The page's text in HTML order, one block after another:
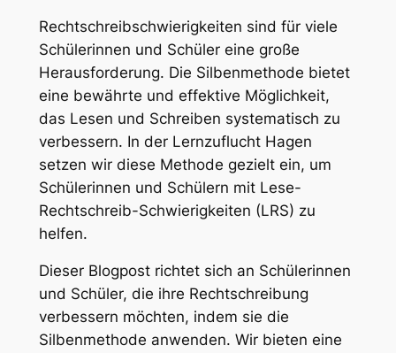
Rechtschreibschwierigkeiten sind für viele
Schülerinnen und Schüler eine große
Herausforderung. Die Silbenmethode bietet
eine bewährte und effektive Möglichkeit,
das Lesen und Schreiben systematisch zu
verbessern. In der Lernzuflucht Hagen
setzen wir diese Methode gezielt ein, um
Schülerinnen und Schülern mit Lese-
Rechtschreib-Schwierigkeiten (LRS) zu
helfen.
Dieser Blogpost richtet sich an Schülerinnen
und Schüler, die ihre Rechtschreibung
verbessern möchten, indem sie die
Silbenmethode anwenden. Wir bieten eine